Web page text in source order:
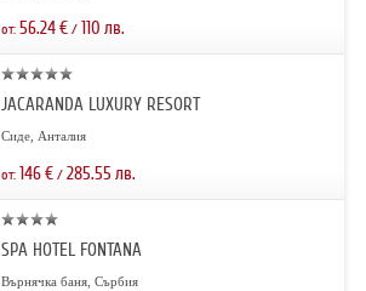
от: 56.24€/ 110 лв.
JACARANDA LUXURY RESORT
Сиде, Анталия
от: 146€/ 285.55 лв.
SPA HOTEL FONTANA
Върнячка баня, Сърбия